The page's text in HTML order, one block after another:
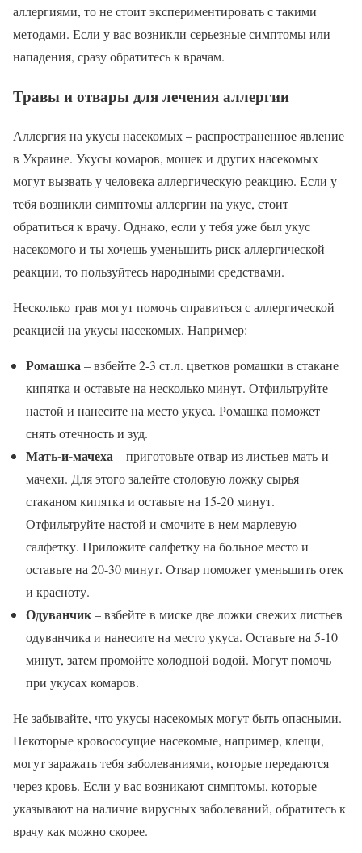
аллергиями, то не стоит экспериментировать с такими
методами. Если у вас возникли серьезные симптомы или
нападения, сразу обратитесь к врачам.
Травы и отвары для лечения аллергии
Аллергия на укусы насекомых – распространенное явление
в Украине. Укусы комаров, мошек и других насекомых
могут вызвать у человека аллергическую реакцию. Если у
тебя возникли симптомы аллергии на укус, стоит
обратиться к врачу. Однако, если у тебя уже был укус
насекомого и ты хочешь уменьшить риск аллергической
реакции, то пользуйтесь народными средствами.
Несколько трав могут помочь справиться с аллергической
реакцией на укусы насекомых. Например:
Ромашка – взбейте 2-3 ст.л. цветков ромашки в стакане
кипятка и оставьте на несколько минут. Отфильтруйте
настой и нанесите на место укуса. Ромашка поможет
снять отечность и зуд.
Мать-и-мачеха – приготовьте отвар из листьев мать-и-
мачехи. Для этого залейте столовую ложку сырья
стаканом кипятка и оставьте на 15-20 минут.
Отфильтруйте настой и смочите в нем марлевую
салфетку. Приложите салфетку на больное место и
оставьте на 20-30 минут. Отвар поможет уменьшить отек
и красноту.
Одуванчик– взбейте в миске две ложки свежих листьев
одуванчика и нанесите на место укуса. Оставьте на 5-10
минут, затем промойте холодной водой. Могут помочь
при укусах комаров.
Не забывайте, что укусы насекомых могут быть опасными.
Некоторые кровососущие насекомые, например, клещи,
могут заражать тебя заболеваниями, которые передаются
через кровь. Если у вас возникают симптомы, которые
указывают на наличие вирусных заболеваний, обратитесь к
врачу как можно скорее.